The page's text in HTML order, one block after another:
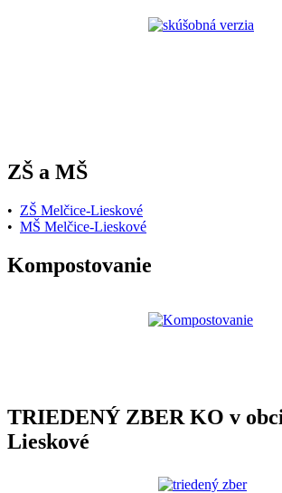
ZŠ a MŠ
• ZŠ Melčice-Lieskové
• MŠ Melčice-Lieskové
Kompostovanie
TRIEDENÝ ZBER KO v
Lieskové